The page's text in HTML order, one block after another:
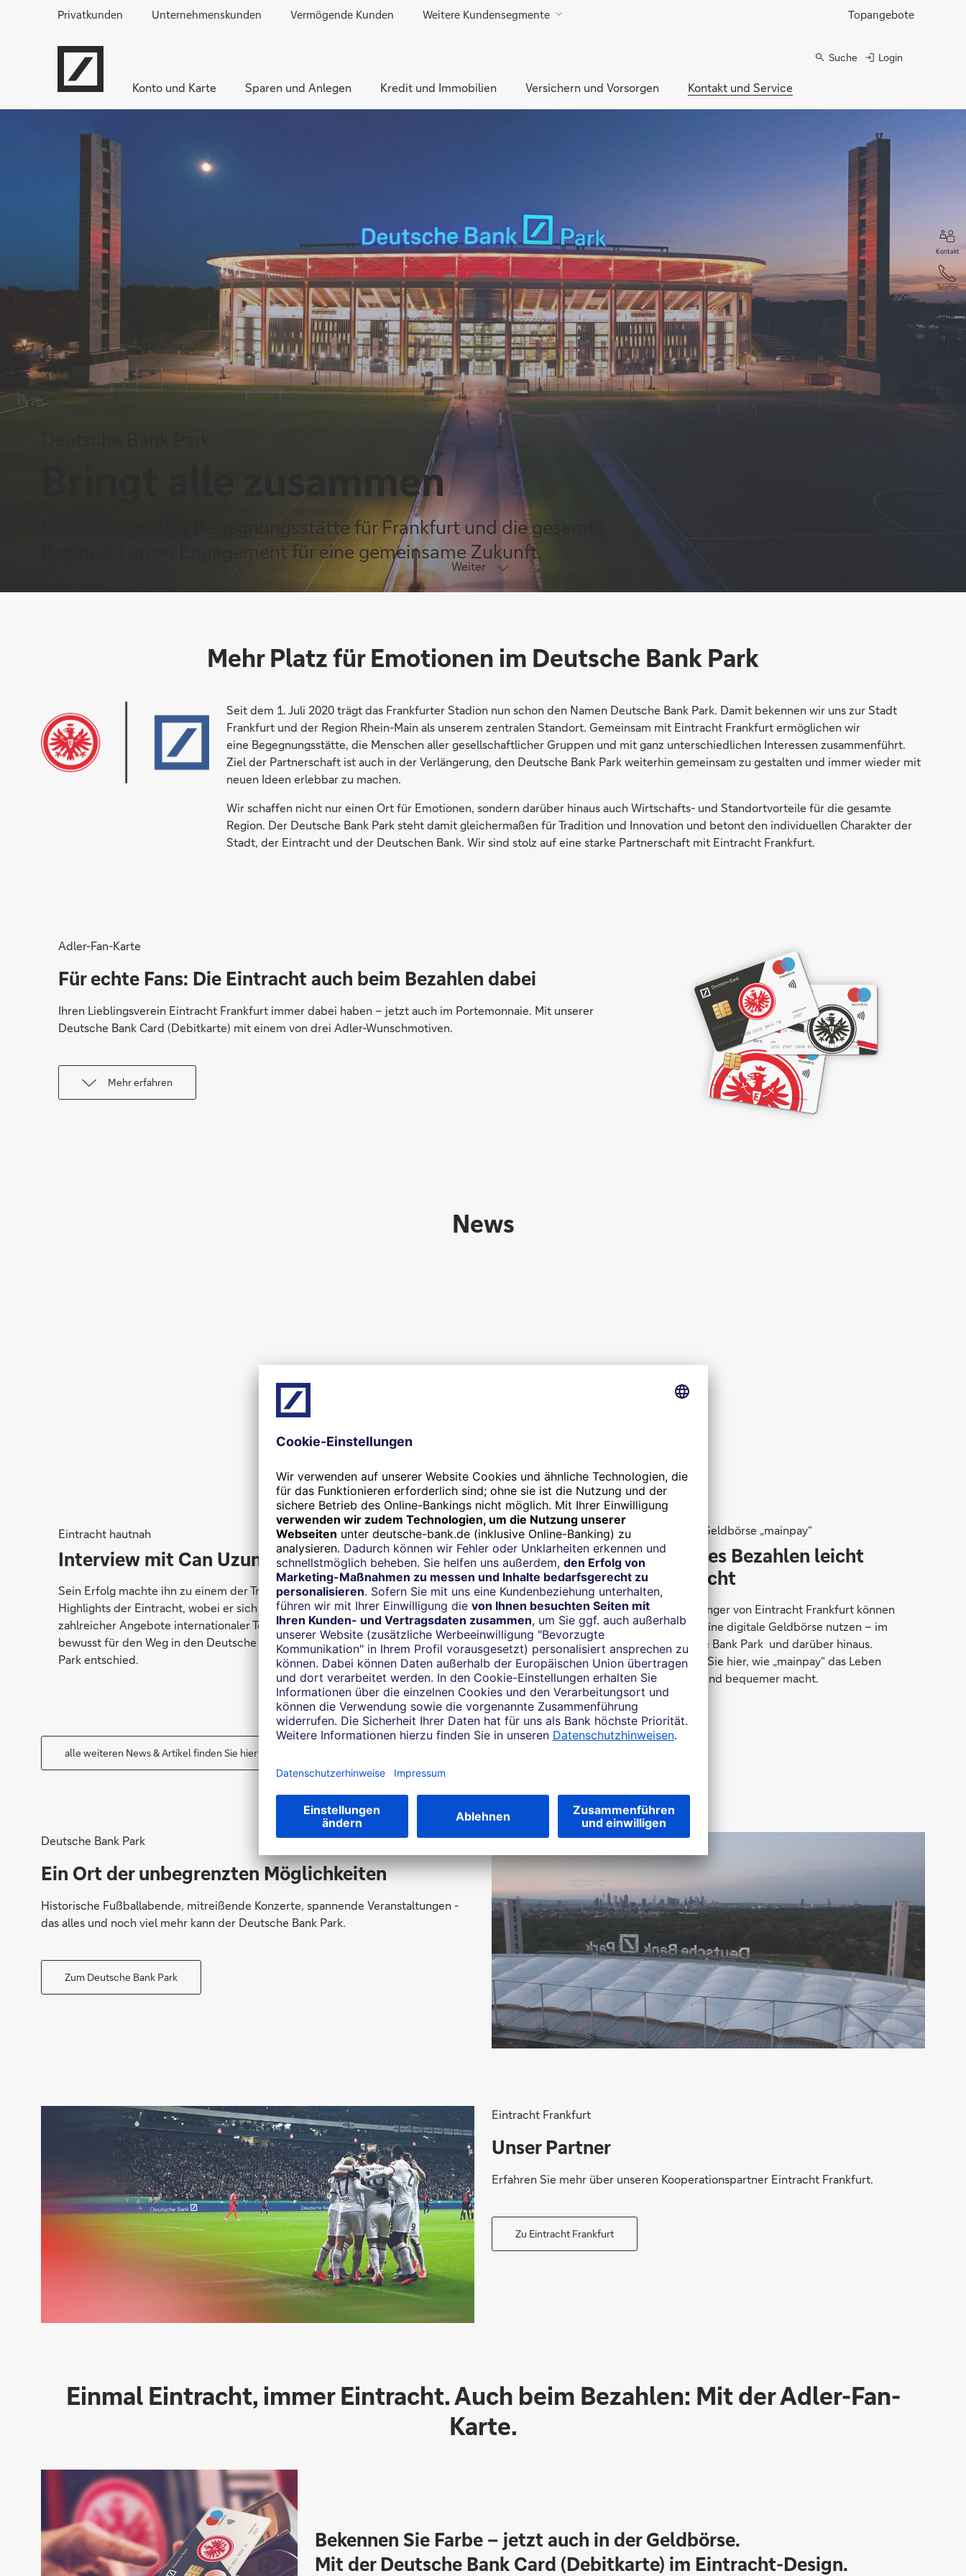
Direkt zur Hauptnavigation (Enter drücken)
Direkt zum Hauptinhalt (Enter drücken)
Topangebote
Privatkunden Unternehmenskunden Vermögende Kunden Weitere Kundensegmente
Suche Login
Konto und Karte Sparen und Anlegen Kredit und Immobilien Versichern und Vorsorgen Kontakt und Service
Kontakt
Telefon
Weiter
Bringt alle zusammen
Diese einzigartige Begegnungsstätte für Frankfurt und die gesamte
Region ist unser Engagement für eine gemeinsame Zukunft.
Mehr Platz für Emotionen im Deutsche Bank Park
Seit dem 1. Juli 2020 trägt das Frankfurter Stadion nun schon den Namen Deutsche Bank Park. Damit bekennen wir uns zur Stadt
Frankfurt und der Region Rhein-Main als unserem zentralen Standort. Gemeinsam mit Eintracht Frankfurt ermöglichen wir
eine Begegnungsstätte, die Menschen aller gesellschaftlicher Gruppen und mit ganz unterschiedlichen Interessen zusammenführt.
Ziel der Partnerschaft ist auch in der Verlängerung, den Deutsche Bank Park weiterhin gemeinsam zu gestalten und immer wieder mit
neuen Ideen erlebbar zu machen.
Wir schaffen nicht nur einen Ort für Emotionen, sondern darüber hinaus auch Wirtschafts- und Standortvorteile für die gesamte
Region. Der Deutsche Bank Park steht damit gleichermaßen für Tradition und Innovation und betont den individuellen Charakter der
Stadt, der Eintracht und der Deutschen Bank. Wir sind stolz auf eine starke Partnerschaft mit Eintracht Frankfurt.
Adler-Fan-Karte
Für echte Fans: Die Eintracht auch beim Bezahlen dabei
Ihren Lieblingsverein Eintracht Frankfurt immer dabei haben – jetzt auch im Portemonnaie. Mit unserer
Deutsche Bank Card (Debitkarte) mit einem von drei Adler-Wunschmotiven.
Mehr erfahren
News
Eintracht hautnah
Interview mit Can Uzun
Sein Erfolg machte ihn zu einem der Transfer-
Highlights der Eintracht, wobei er sich trotz
zahlreicher Angebote internationaler Top-Klubs
bewusst für den Weg in den Deutsche Bank
Park entschied.
Gemeinsam in die Zukunft
Eintracht Frankfurt und
Deutsche Bank verlängern
bis 2035
Ein starkes Signal für Kontinuität, gemeinsame
Werte und die Zukunft des Deutsche Bank
Parks: Bundesligist Eintracht Frankfurt und
Deutsche Bank setzen ein Zeichen in der
Region.
Digitale Geldbörse „mainpay“
Mobiles Bezahlen leicht
gemacht
Die Anhänger von Eintracht Frankfurt können
ab jetzt eine digitale Geldbörse nutzen – im
Deutsche Bank Park und darüber hinaus.
Erfahren Sie hier, wie „mainpay“ das Leben
smarter und bequemer macht.
alle weiteren News & Artikel finden Sie hier
Deutsche Bank Park
Ein Ort der unbegrenzten Möglichkeiten
Historische Fußballabende, mitreißende Konzerte, spannende Veranstaltungen -
das alles und noch viel mehr kann der Deutsche Bank Park.
Zum Deutsche Bank Park
Eintracht Frankfurt
Unser Partner
Erfahren Sie mehr über unseren Kooperationspartner Eintracht Frankfurt.
Zu Eintracht Frankfurt
Einmal Eintracht, immer Eintracht. Auch beim Bezahlen: Mit der Adler-Fan-
Karte.
Bekennen Sie Farbe – jetzt auch in der Geldbörse.
Mit der Deutsche Bank Card (Debitkarte) im Eintracht-Design.